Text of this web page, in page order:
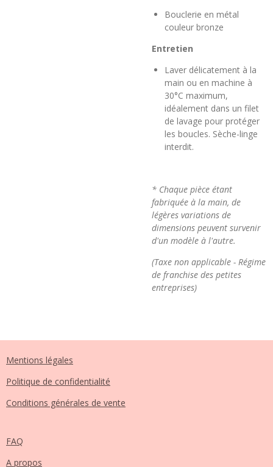
Bouclerie en métal
couleur bronze
Entretien
Laver délicatement à la
main ou en machine à
30°C maximum,
idéalement dans un filet
de lavage pour protéger
les boucles. Sèche-linge
interdit.
* Chaque pièce étant
fabriquée à la main, de
légères variations de
dimensions peuvent survenir
d'un modèle à l'autre.
(Taxe non applicable - Régime
de franchise des petites
entreprises)
Mentions légales
Politique de confidentialité
Conditions générales de vente
FAQ
A propos